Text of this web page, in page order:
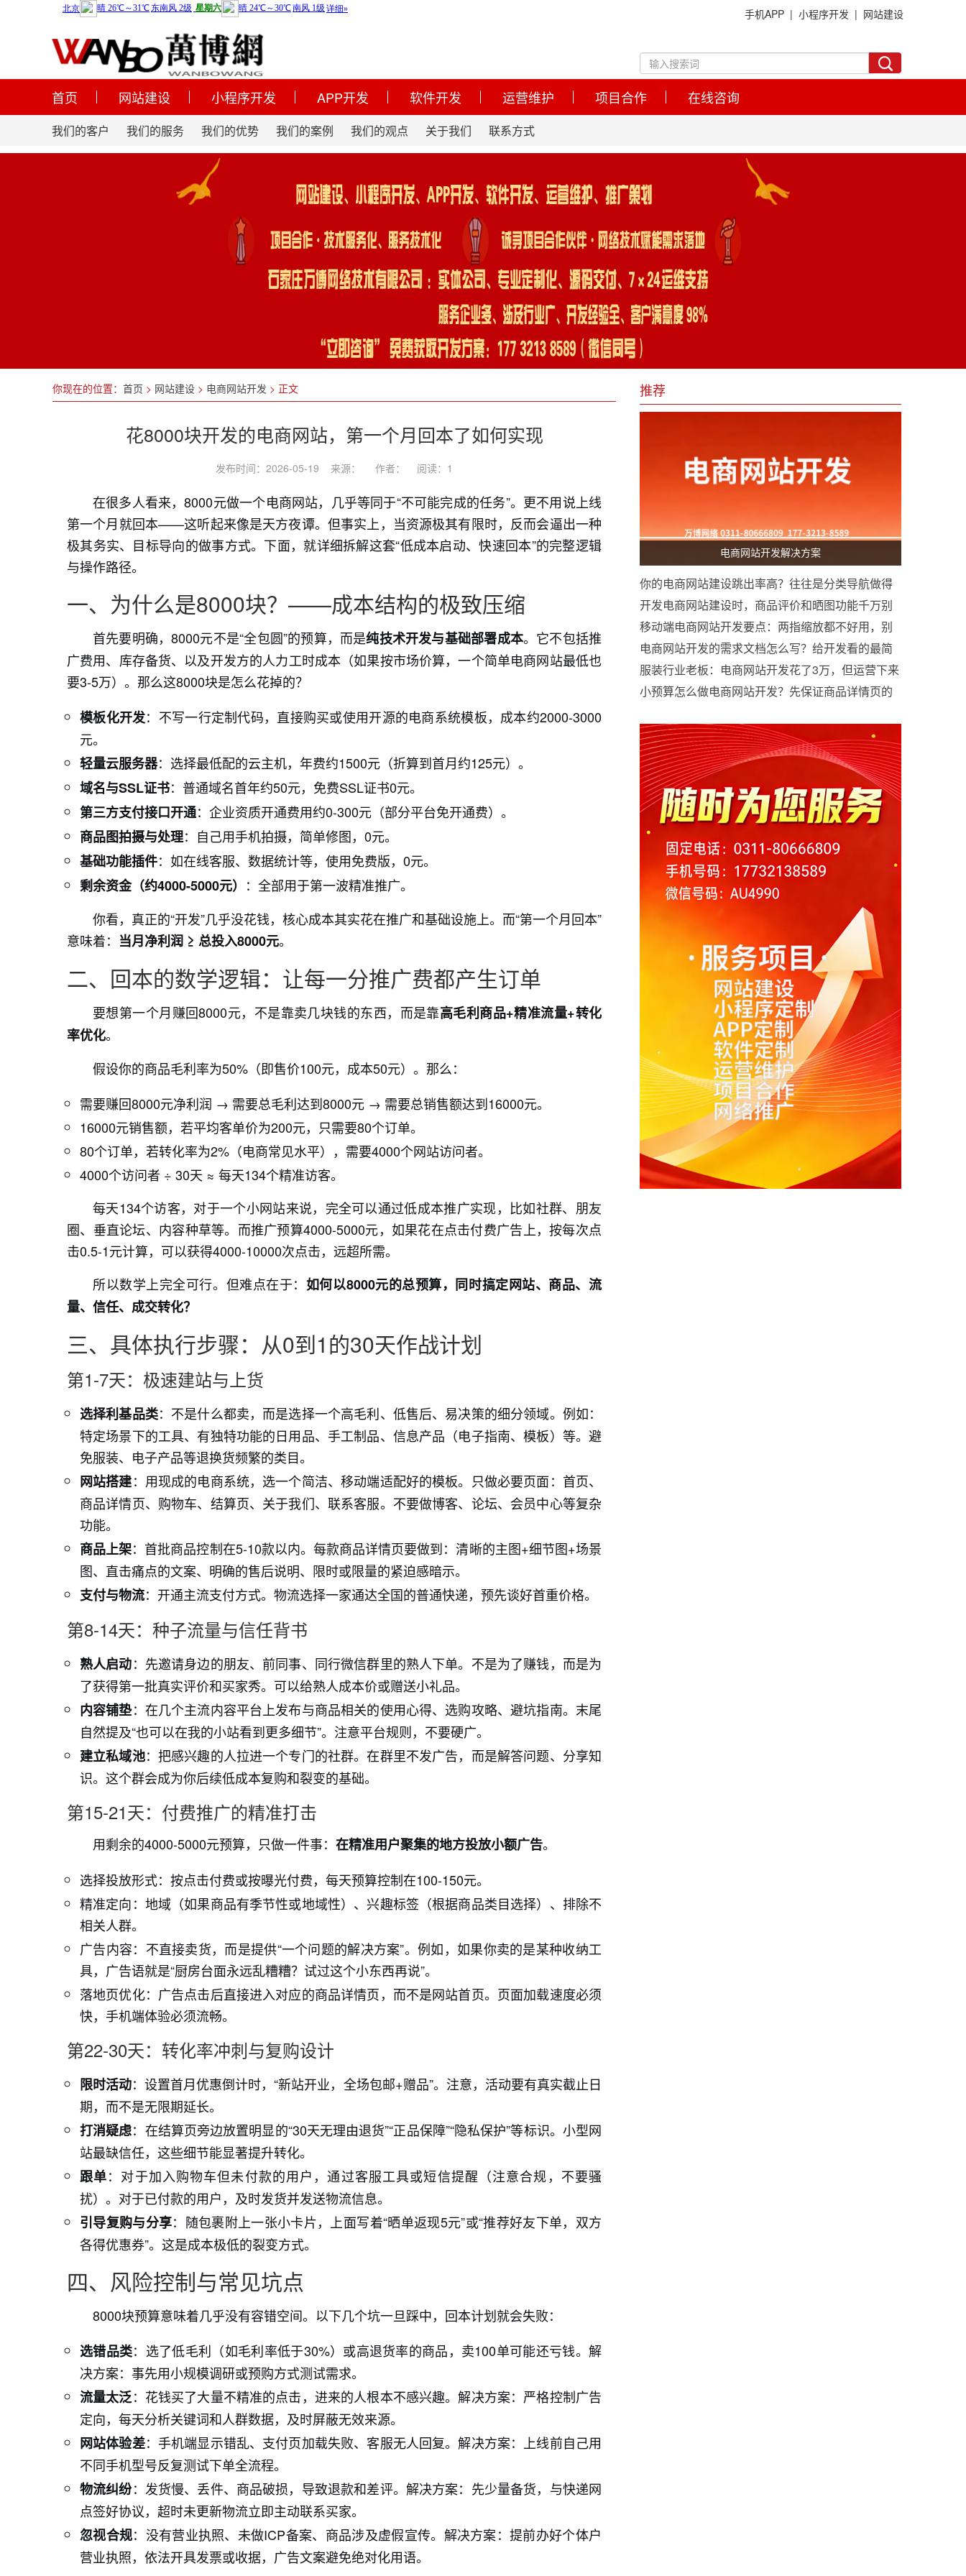
网站建设
小程序开发 |
手机APP |
首页 网站建设 小程序开发 APP开发 软件开发 运营维护 项目合作 在线咨询
我们的客户 我们的服务 我们的优势 我们的案例 我们的观点 关于我们 联系方式
你现在的位置： 首页 > 网站建设 > 电商网站开发 > 正文
花8000块开发的电商网站，第一个月回本了如何实现
发布时间：2026-05-19 来源： 作者： 阅读： 1
在很多人看来，8000元做一个电商网站，几乎等同于“不可能完成的任务”。更不用说上线
第一个月就回本——这听起来像是天方夜谭。但事实上，当资源极其有限时，反而会逼出一种
极其务实、目标导向的做事方式。下面，就详细拆解这套“低成本启动、快速回本”的完整逻辑
与操作路径。
一、为什么是8000块？——成本结构的极致压缩
首先要明确，8000元不是“全包圆”的预算，而是纯技术开发与基础部署成本。它不包括推
广费用、库存备货、以及开发方的人力工时成本（如果按市场价算，一个简单电商网站最低也
要3-5万）。那么这8000块是怎么花掉的？
模板化开发：不写一行定制代码，直接购买或使用开源的电商系统模板，成本约2000-3000
元。
轻量云服务器：选择最低配的云主机，年费约1500元（折算到首月约125元）。
域名与SSL证书：普通域名首年约50元，免费SSL证书0元。
第三方支付接口开通：企业资质开通费用约0-300元（部分平台免开通费）。
商品图拍摄与处理：自己用手机拍摄，简单修图，0元。
基础功能插件：如在线客服、数据统计等，使用免费版，0元。
剩余资金（约4000-5000元） ：全部用于第一波精准推广。
你看，真正的“开发”几乎没花钱，核心成本其实花在推广和基础设施上。而“第一个月回本”
意味着： 当月净利润 ≥ 总投入8000元。
二、回本的数学逻辑：让每一分推广费都产生订单
要想第一个月赚回8000元，不是靠卖几块钱的东西，而是靠高毛利商品+精准流量+转化
率优化。
假设你的商品毛利率为50%（即售价100元，成本50元）。那么：
需要赚回8000元净利润 → 需要总毛利达到8000元 → 需要总销售额达到16000元。
16000元销售额，若平均客单价为200元，只需要80个订单。
80个订单，若转化率为2%（电商常见水平），需要4000个网站访问者。
4000个访问者 ÷ 30天 ≈ 每天134个精准访客。
每天134个访客，对于一个小网站来说，完全可以通过低成本推广实现，比如社群、朋友
圈、垂直论坛、内容种草等。而推广预算4000-5000元，如果花在点击付费广告上，按每次点
击0.5-1元计算，可以获得4000-10000次点击，远超所需。
所以数学上完全可行。但难点在于： 如何以8000元的总预算，同时搞定网站、商品、流
量、信任、成交转化？
三、具体执行步骤：从0到1的30天作战计划
第1-7天：极速建站与上货
选择利基品类：不是什么都卖，而是选择一个高毛利、低售后、易决策的细分领域。例如：
特定场景下的工具、有独特功能的日用品、手工制品、信息产品（电子指南、模板）等。避
免服装、电子产品等退换货频繁的类目。
网站搭建：用现成的电商系统，选一个简洁、移动端适配好的模板。只做必要页面：首页、
商品详情页、购物车、结算页、关于我们、联系客服。不要做博客、论坛、会员中心等复杂
功能。
商品上架：首批商品控制在5-10款以内。每款商品详情页要做到：清晰的主图+细节图+场景
图、直击痛点的文案、明确的售后说明、限时或限量的紧迫感暗示。
支付与物流：开通主流支付方式。物流选择一家通达全国的普通快递，预先谈好首重价格。
第8-14天：种子流量与信任背书
熟人启动：先邀请身边的朋友、前同事、同行微信群里的熟人下单。不是为了赚钱，而是为
了获得第一批真实评价和买家秀。可以给熟人成本价或赠送小礼品。
内容铺垫：在几个主流内容平台上发布与商品相关的使用心得、选购攻略、避坑指南。末尾
自然提及“也可以在我的小站看到更多细节”。注意平台规则，不要硬广。
建立私域池：把感兴趣的人拉进一个专门的社群。在群里不发广告，而是解答问题、分享知
识。这个群会成为你后续低成本复购和裂变的基础。
第15-21天：付费推广的精准打击
用剩余的4000-5000元预算，只做一件事： 在精准用户聚集的地方投放小额广告。
选择投放形式：按点击付费或按曝光付费，每天预算控制在100-150元。
精准定向：地域（如果商品有季节性或地域性）、兴趣标签（根据商品类目选择）、排除不
相关人群。
广告内容：不直接卖货，而是提供“一个问题的解决方案”。例如，如果你卖的是某种收纳工
具，广告语就是“厨房台面永远乱糟糟？试过这个小东西再说”。
落地页优化：广告点击后直接进入对应的商品详情页，而不是网站首页。页面加载速度必须
快，手机端体验必须流畅。
第22-30天：转化率冲刺与复购设计
限时活动：设置首月优惠倒计时，“新站开业，全场包邮+赠品”。注意，活动要有真实截止日
期，而不是无限期延长。
打消疑虑：在结算页旁边放置明显的“30天无理由退货”“正品保障”“隐私保护”等标识。小型网
站最缺信任，这些细节能显著提升转化。
跟单：对于加入购物车但未付款的用户，通过客服工具或短信提醒（注意合规，不要骚
扰）。对于已付款的用户，及时发货并发送物流信息。
引导复购与分享：随包裹附上一张小卡片，上面写着“晒单返现5元”或“推荐好友下单，双方
各得优惠券”。这是成本极低的裂变方式。
四、风险控制与常见坑点
8000块预算意味着几乎没有容错空间。以下几个坑一旦踩中，回本计划就会失败：
选错品类：选了低毛利（如毛利率低于30%）或高退货率的商品，卖100单可能还亏钱。解
决方案：事先用小规模调研或预购方式测试需求。
流量太泛：花钱买了大量不精准的点击，进来的人根本不感兴趣。解决方案：严格控制广告
定向，每天分析关键词和人群数据，及时屏蔽无效来源。
网站体验差：手机端显示错乱、支付页加载失败、客服无人回复。解决方案：上线前自己用
不同手机型号反复测试下单全流程。
物流纠纷：发货慢、丢件、商品破损，导致退款和差评。解决方案：先少量备货，与快递网
点签好协议，超时未更新物流立即主动联系买家。
忽视合规：没有营业执照、未做ICP备案、商品涉及虚假宣传。解决方案：提前办好个体户
营业执照，依法开具发票或收据，广告文案避免绝对化用语。
推荐
电商网站开发解决方案
你的电商网站建设跳出率高？往往是分类导航做得
太“烧脑”
开发电商网站建设时，商品评价和晒图功能千万别
简化
移动端电商网站开发要点：两指缩放都不好用，别
想卖货
电商网站开发的需求文档怎么写？给开发看的最简
版本
服装行业老板：电商网站开发花了3万，但运营下来
效果将会如何？
小预算怎么做电商网站开发？先保证商品详情页的